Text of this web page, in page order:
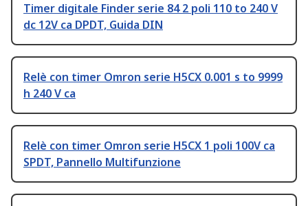
Timer digitale Finder serie 84 2 poli 110 to 240 V
dc 12V ca DPDT, Guida DIN
Relè con timer Omron serie H5CX 0.001 s to 9999
h 240 V ca
Relè con timer Omron serie H5CX 1 poli 100V ca
SPDT, Pannello Multifunzione